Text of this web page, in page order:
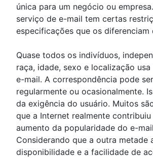
única para um negócio ou empresa.
serviço de e-mail tem certas
especificações que os diferenciam
Quase todos os indivíduos,
raça, idade, sexo e localização
e-mail. A correspondência pode
regularmente ou ocasionalmente.
da exigência do usuário. Muitos
que a Internet realmente
aumento da popularidade do e-
Considerando que a outra metade
disponibilidade e a facilidade de